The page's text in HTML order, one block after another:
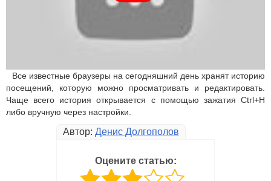
Все известные браузеры на сегодняшний день хранят историю
посещений, которую можно просматривать и редактировать.
Чаще всего история открывается с помощью зажатия Ctrl+H
либо вручную через настройки.
Автор: Денис Долгополов
Оцените статью: